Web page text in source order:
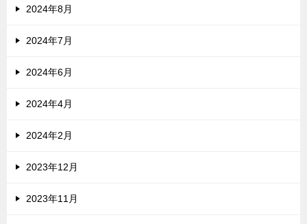
2024年8月
2024年7月
2024年6月
2024年4月
2024年2月
2023年12月
2023年11月